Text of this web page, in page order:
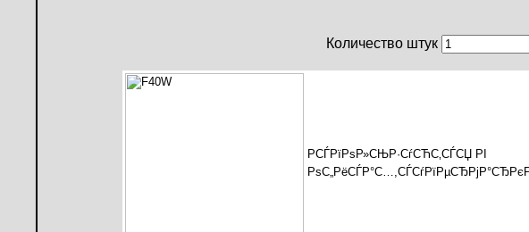
Количество штук
РСЃРїРѕР»СЊР·СѓСЋС‚СЃСЏ РІ